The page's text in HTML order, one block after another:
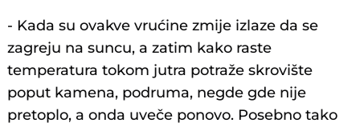
- Kada su ovakve vrućine zmije izlaze da se
zagreju na suncu, a zatim kako raste
temperatura tokom jutra potraže skrovište
poput kamena, podruma, negde gde nije
pretoplo, a onda uveče ponovo. Posebno tako